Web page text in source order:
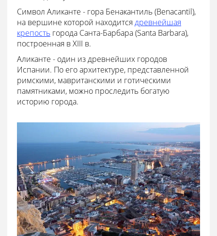
Символ Аликанте - гора Бенакантиль (Benacantil),
на вершине которой находится древнейшая
крепость города Санта-Барбара (Santa Barbara),
построенная в XIII в.
Аликанте - один из древнейших городов
Испании. По его архитектуре, представленной
римскими, мавританскими и готическими
памятниками, можно проследить богатую
историю города.